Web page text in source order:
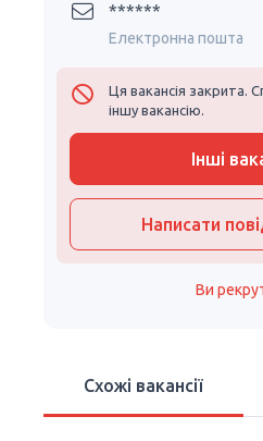
******
Електронна пошта
Ця вакансія закрита.
іншу вакансію.
Інші
Написати
Ви
Схожі вакансії